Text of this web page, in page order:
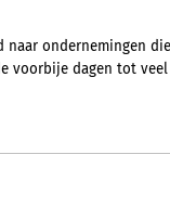
naar ondernemingen die
voorbije dagen tot veel